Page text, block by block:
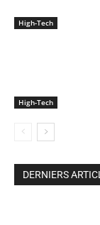
High-Tech
High-Tech
DERNIERS